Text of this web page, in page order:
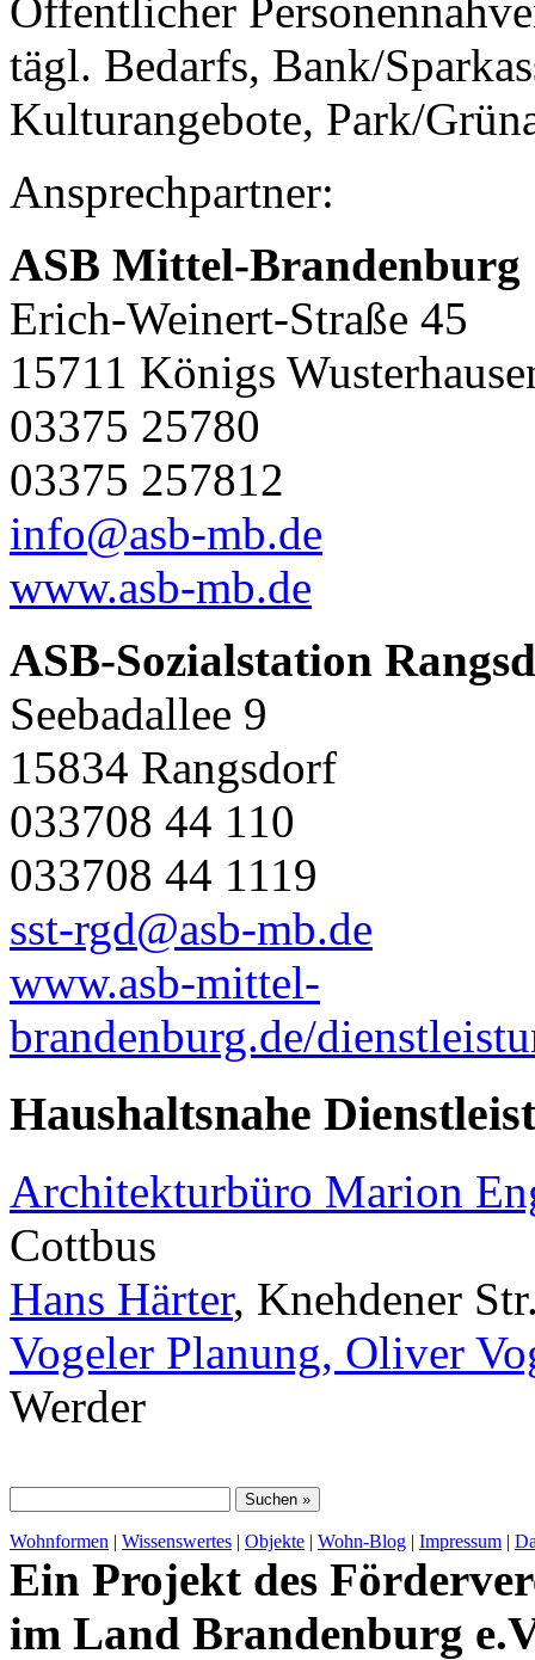
Öffentlicher
tägl. Bedarfs, Bank/
Kulturangebote, Park/
Ansprechpartner:
ASB Mittel-Brandenburg
Erich-Weinert-Straße 45
15711 Königs
03375 25780
03375 257812
info@asb-mb.de
www.asb-mb.de
ASB-Sozialstation
Seebadallee 9
15834 Rangsdorf
033708 44 110
033708 44 1119
sst-rgd@asb-mb.de
www.asb-mittel-
brandenburg.de/
Haushaltsnahe
Architekturbüro Marion
Cottbus
Hans Härter, Knehdener
Vogeler Planung, Oliver
Werder
Wohnformen | Wissenswertes | Objekte | Wohn-Blog | Impressum |
Ein Projekt des
im Land Brandenburg